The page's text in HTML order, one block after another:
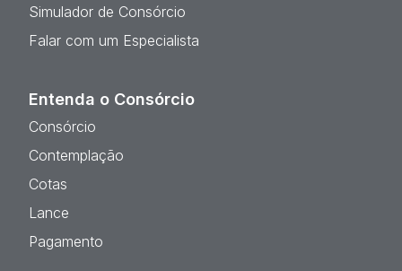
Simulador de Consórcio
Falar com um Especialista
Entenda o Consórcio
Consórcio
Contemplação
Cotas
Lance
Pagamento